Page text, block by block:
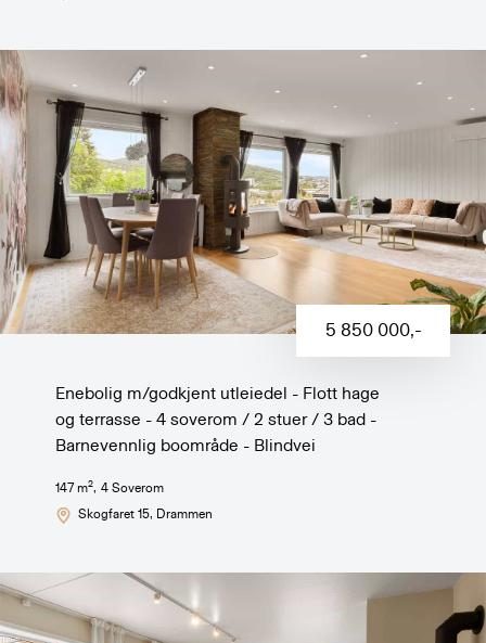
5 850 000,-
Enebolig m/godkjent utleiedel - Flott hage
og terrasse - 4 soverom / 2 stuer / 3 bad -
Barnevennlig boområde - Blindvei
147 m2, 4Soverom
Skogfaret 15, Drammen